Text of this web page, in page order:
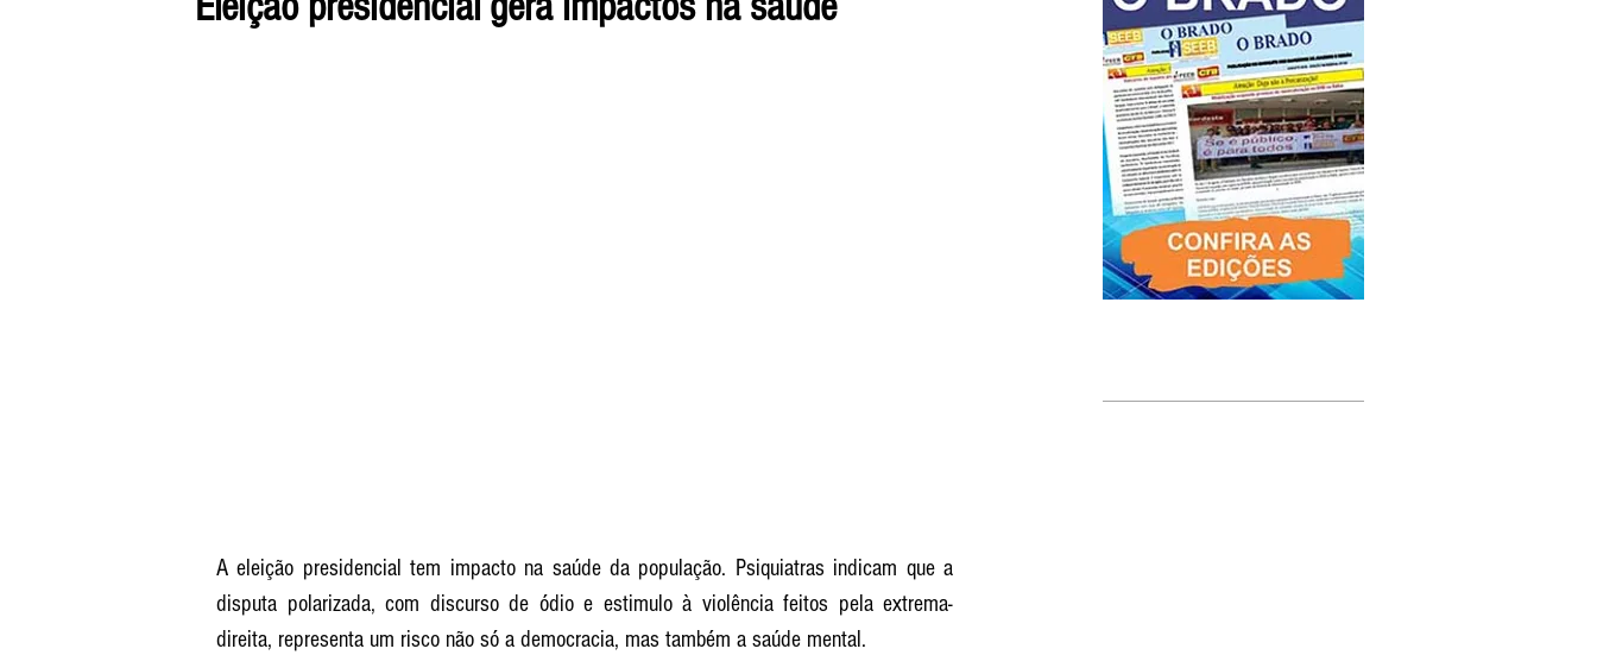
A eleição presidencial tem impacto na saúde da população. Psiquiatras indicam que a
disputa polarizada, com discurso de ódio e estimulo à violência feitos pela extrema-
direita, representa um risco não só a democracia, mas também a saúde mental.